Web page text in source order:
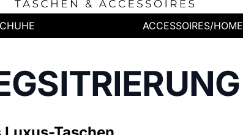
ACCESSOIRES/HOME